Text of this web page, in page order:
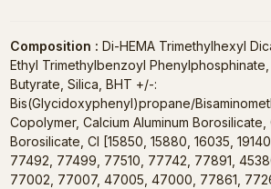
Composition : Di-HEMA Trimethylhexyl
Ethyl Trimethylbenzoyl
Butyrate, Silica, BHT +/-:
Bis(Glycidoxyphenyl)propane/
Copolymer, Calcium Aluminum Borosilicate,
Borosilicate, CI [15850, 15880, 16035,
77492, 77499, 77510, 77742, 77891,
77002, 77007, 47005, 47000, 77861,